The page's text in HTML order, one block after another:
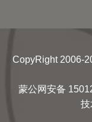
CopyRight 2006-
蒙公网安备
技